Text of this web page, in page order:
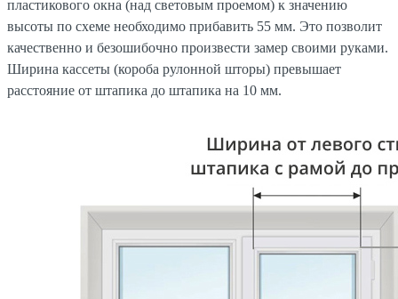
пластикового окна (над световым проемом) к значению
высоты по схеме необходимо прибавить 55 мм. Это позволит
качественно и безошибочно произвести замер своими руками.
Ширина кассеты (короба рулонной шторы) превышает
расстояние от штапика до штапика на 10 мм.